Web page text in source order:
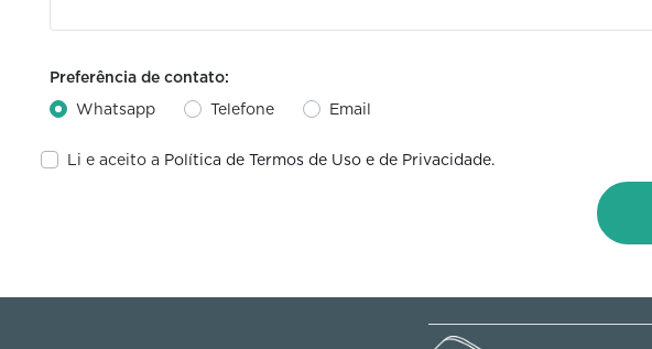
Preferência de contato:
Whatsapp
Telefone Email
Li e aceito a Política de Termos de Uso e de Privacidade.